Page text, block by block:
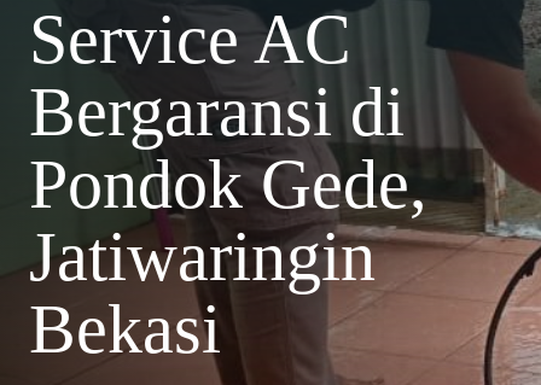
Service AC
Bergaransi di
Pondok Gede,
Jatiwaringin
Bekasi